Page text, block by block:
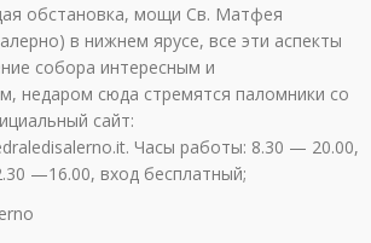
обстановка, мощи Св. Матфея
в нижнем ярусе, все эти аспекты
собора интересным и
недаром сюда стремятся паломники со
сайт:
Часы работы: 8.30 — 20.00,
—16.00, вход бесплатный;